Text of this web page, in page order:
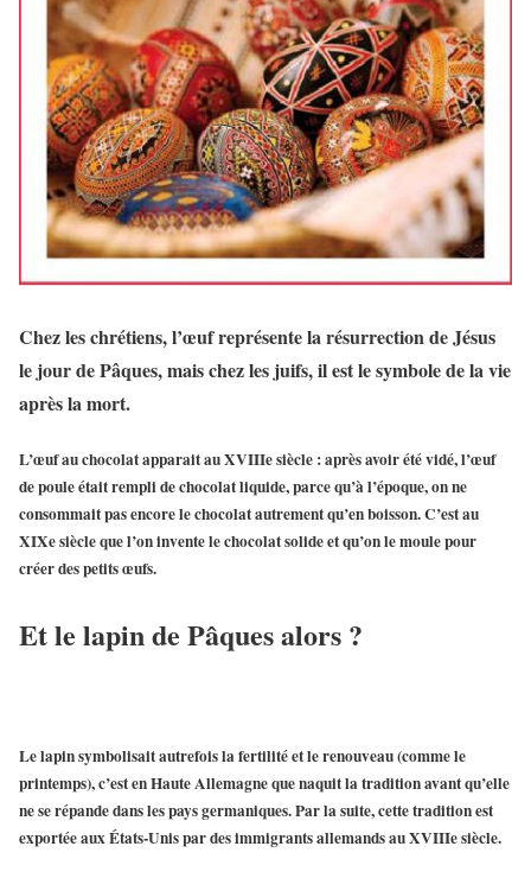
Chez les chrétiens, l’œuf représente la résurrection de Jésus
le jour de Pâques, mais chez les juifs, il est le symbole de la vie
après la mort.
L’œuf au chocolatapparait au XVIIIe siècle : après avoir été vidé, l’œuf
de poule était rempli de chocolat liquide, parce qu’à l’époque, on ne
consommait pas encore le chocolat autrement qu’en boisson.C’est au
XIXe siècle que l’on invente le chocolat solideet qu’on le moule pour
créer des petits œufs.
Et le lapin de Pâques alors ?
Le lapin symbolisait autrefois la fertilité et le renouveau(comme le
printemps), c’est en Haute Allemagne que naquit la tradition avant qu’elle
ne se répande dans les pays germaniques. Par la suite, cette tradition est
exportée aux États-Unis par des immigrants allemands au XVIIIe siècle.